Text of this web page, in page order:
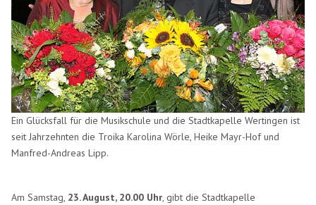
Ein Glücksfall für die Musikschule und die Stadtkapelle Wertingen ist
seit Jahrzehnten die Troika Karolina Wörle, Heike Mayr-Hof und
Manfred-Andreas Lipp.
Am Samstag, 23. August, 20.00 Uhr, gibt die Stadtkapelle